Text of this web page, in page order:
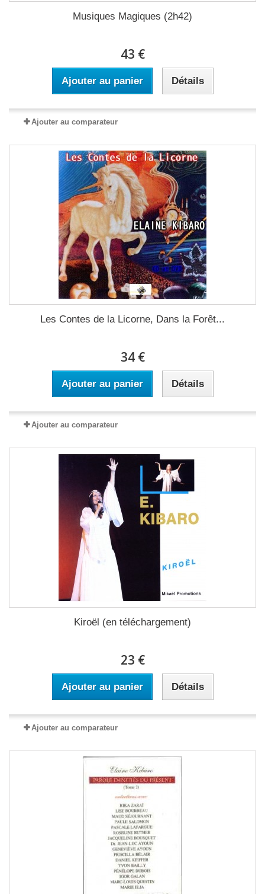
Musiques Magiques (2h42)
43 €
Ajouter au panier Détails
Ajouter au comparateur
Les Contes de la Licorne, Dans la Forêt...
34 €
Ajouter au panier Détails
Ajouter au comparateur
Kiroël (en téléchargement)
23 €
Ajouter au panier Détails
Ajouter au comparateur